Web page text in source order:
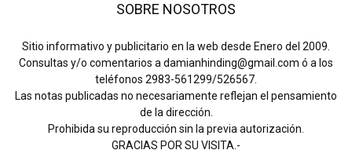
SOBRE NOSOTROS
Sitio informativo y publicitario en la web desde Enero del 2009.
Consultas y/o comentarios a damianhinding@gmail.com ó a los
teléfonos 2983-561299/526567.
Las notas publicadas no necesariamente reflejan el pensamiento
de la dirección.
Prohibida su reproducción sin la previa autorización.
GRACIAS POR SU VISITA.-